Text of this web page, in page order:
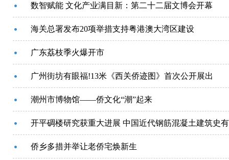
数智赋能 文化产业满目新：第二十二届文博会开幕
海关总署发布20项举措支持粤港澳大湾区建设
广东荔枝季火爆开市
广州街坊有眼福!13米《西关侨迹图》首次公开展出
潮州市博物馆——侨文化“潮”起来
开平碉楼研究获重大进展 中国近代钢筋混凝土建筑史
侨乡多措并举让老侨宅焕新生